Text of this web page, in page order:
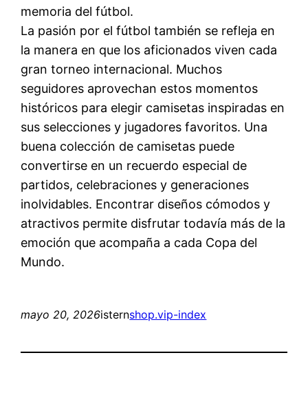
memoria del fútbol.
La pasión por el fútbol también se refleja en
la manera en que los aficionados viven cada
gran torneo internacional. Muchos
seguidores aprovechan estos momentos
históricos para elegir camisetas inspiradas en
sus selecciones y jugadores favoritos. Una
buena colección de camisetas puede
convertirse en un recuerdo especial de
partidos, celebraciones y generaciones
inolvidables. Encontrar diseños cómodos y
atractivos permite disfrutar todavía más de la
emoción que acompaña a cada Copa del
Mundo.
mayo 20, 2026isternshop.vip-index